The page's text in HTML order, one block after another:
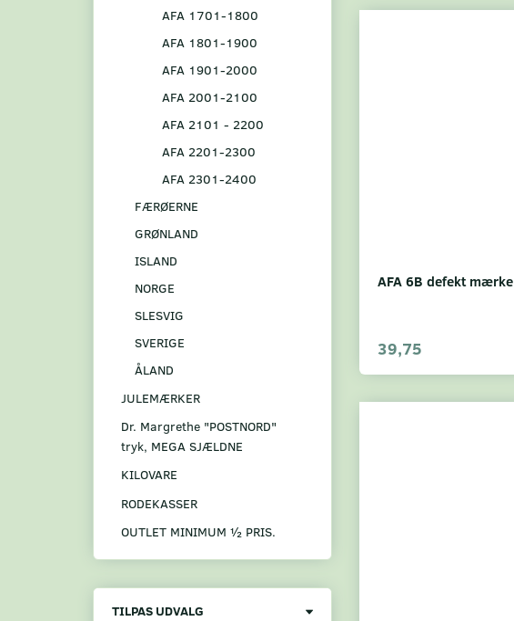
AFA 1701-1800
AFA 1801-1900
AFA 1901-2000
AFA 2001-2100
AFA 2101 - 2200
AFA 2201-2300
AFA 2301-2400
FÆRØERNE
GRØNLAND
ISLAND
NORGE
SLESVIG
SVERIGE
ÅLAND
JULEMÆRKER
Dr. Margrethe "POSTNORD"
tryk, MEGA SJÆLDNE
KILOVARE
RODEKASSER
OUTLET MINIMUM ½ PRIS.
TILPAS UDVALG
AFA 6B defekt mærke
39,75